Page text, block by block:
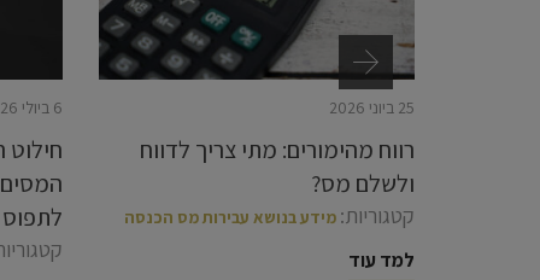
6 ביולי 2026
המסים
לתפוס
25 ביוני 2026
רווח מהימורים: מתי צריך לדווח
ולשלם מס?
קטגוריות: מידע בנושא עבירות מס הכנסה
למד עוד